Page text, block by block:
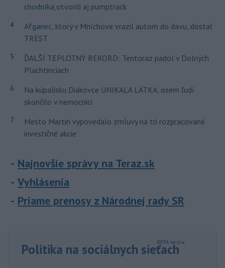
chodníka,otvorili aj pumptrack
4
Afganec, ktorý v Mníchove vrazil autom do davu, dostal
TREST
5
ĎALŠÍ TEPLOTNÝ REKORD: Tentoraz padol v Dolných
Plachtinciach
6
Na kúpalisku Diakovce UNIKALA LÁTKA, osem ľudí
skončilo v nemocnici
7
Mesto Martin vypovedalo zmluvy na tri rozpracované
investičné akcie
Najnovšie správy na Teraz.sk
Vyhlásenia
Priame prenosy z Národnej rady SR
Politika na sociálnych sieťach